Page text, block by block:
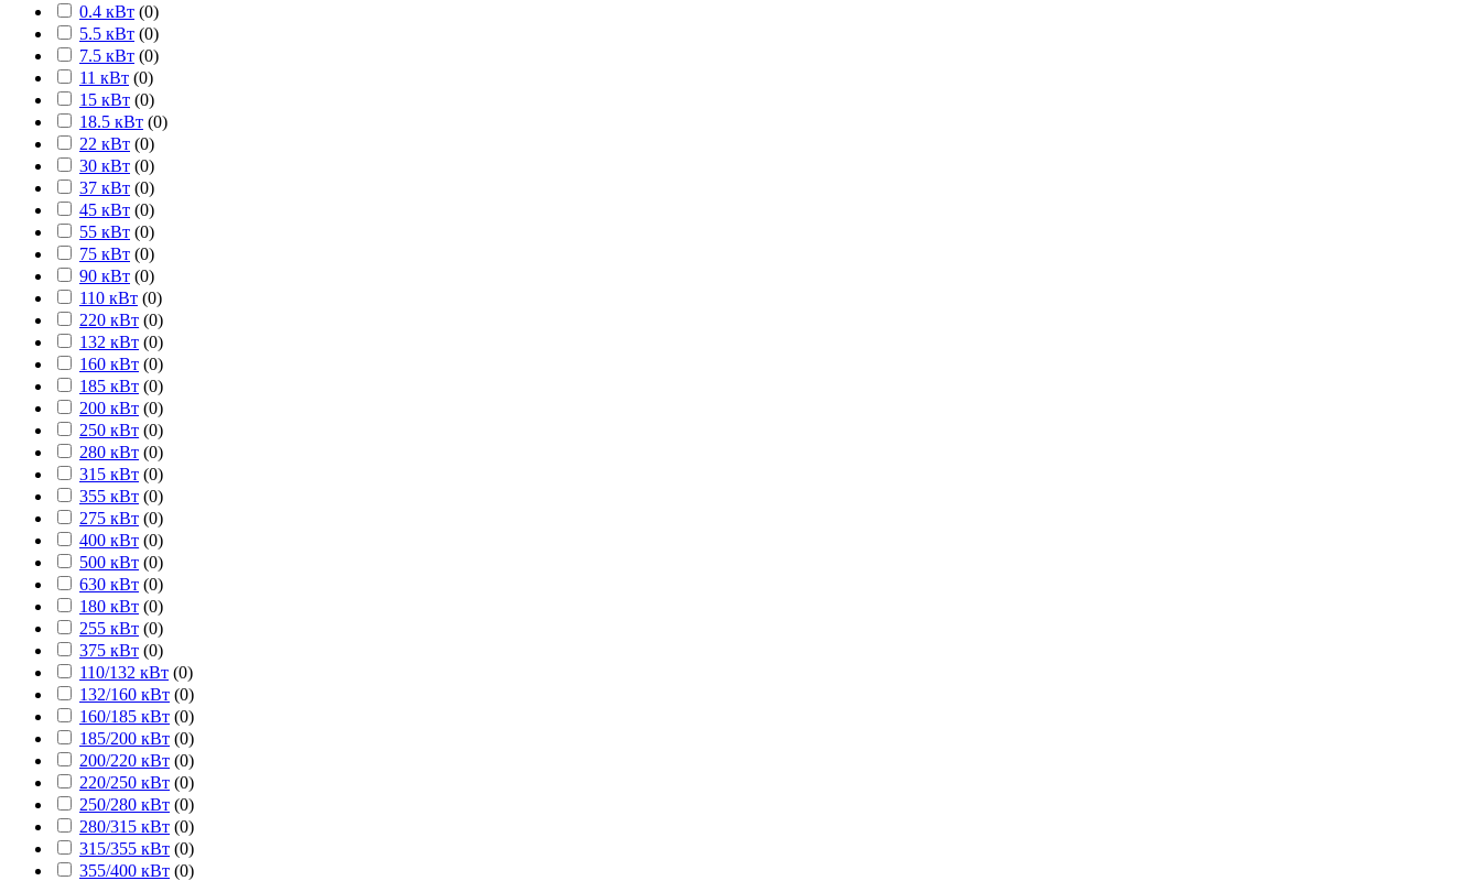
0.4 кВт (0)
5.5 кВт (0)
7.5 кВт (0)
11 кВт (0)
15 кВт (0)
18.5 кВт (0)
22 кВт (0)
30 кВт (0)
37 кВт (0)
45 кВт (0)
55 кВт (0)
75 кВт (0)
90 кВт (0)
110 кВт (0)
220 кВт (0)
132 кВт (0)
160 кВт (0)
185 кВт (0)
200 кВт (0)
250 кВт (0)
280 кВт (0)
315 кВт (0)
355 кВт (0)
275 кВт (0)
400 кВт (0)
500 кВт (0)
630 кВт (0)
180 кВт (0)
255 кВт (0)
375 кВт (0)
110/132 кВт (0)
132/160 кВт (0)
160/185 кВт (0)
185/200 кВт (0)
200/220 кВт (0)
220/250 кВт (0)
250/280 кВт (0)
280/315 кВт (0)
315/355 кВт (0)
355/400 кВт (0)